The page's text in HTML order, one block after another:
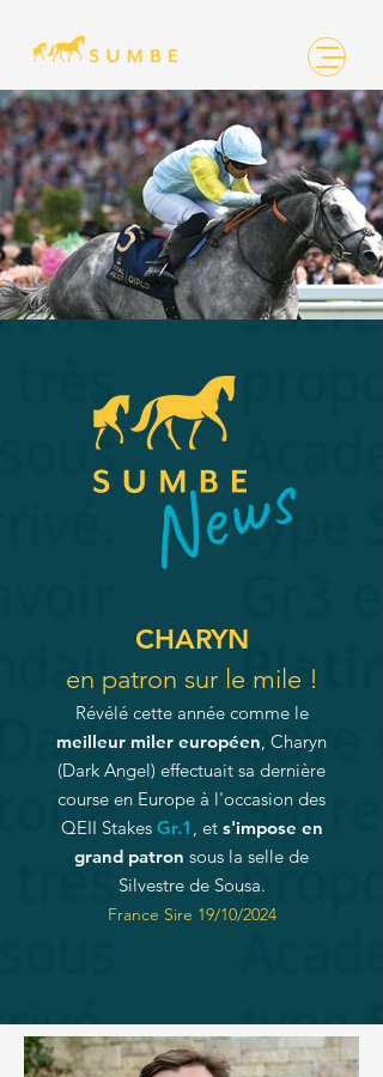
News
CHARYN
en patron sur le mile !
Révélé cette année comme le
meilleur miler européen, Charyn
(Dark Angel) effectuait sa dernière
course en Europe à l'occasion des
QEII Stakes Gr.1 , et s'impose en
grand patron sous la selle de
Silvestre de Sousa.
France Sire 19/10/2024